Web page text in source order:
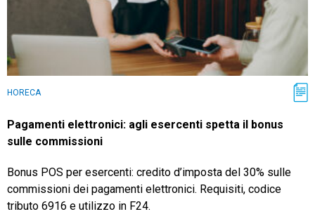
HORECA
Pagamenti elettronici: agli esercenti spetta il bonus
sulle commissioni
Bonus POS per esercenti: credito d’imposta del 30% sulle
commissioni dei pagamenti elettronici. Requisiti, codice
tributo 6916 e utilizzo in F24.